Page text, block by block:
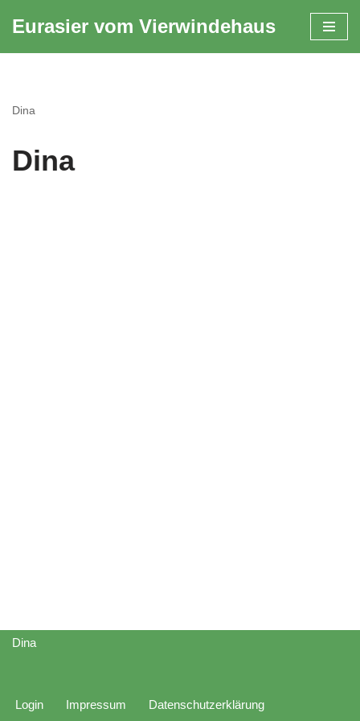
Eurasier vom Vierwindehaus
Dina
Dina
Dina
Login Impressum Datenschutzerklärung